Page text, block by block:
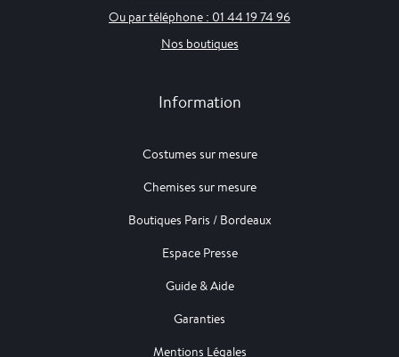
Ou par téléphone : 01 44 19 74 96
Nos boutiques
Information
Costumes sur mesure
Chemises sur mesure
Boutiques Paris / Bordeaux
Espace Presse
Guide & Aide
Garanties
Mentions Légales